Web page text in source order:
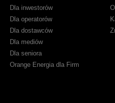
Dla inwestorów
Dla operatorów
Dla dostawców
Dla mediów
Dla seniora
Orange Energia dla Firm